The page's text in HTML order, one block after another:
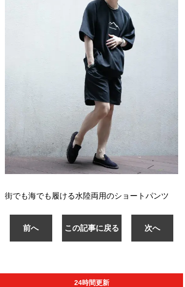
街でも海でも履ける水陸両用のショートパンツ
前へ この記事に戻る 次へ
24時間更新